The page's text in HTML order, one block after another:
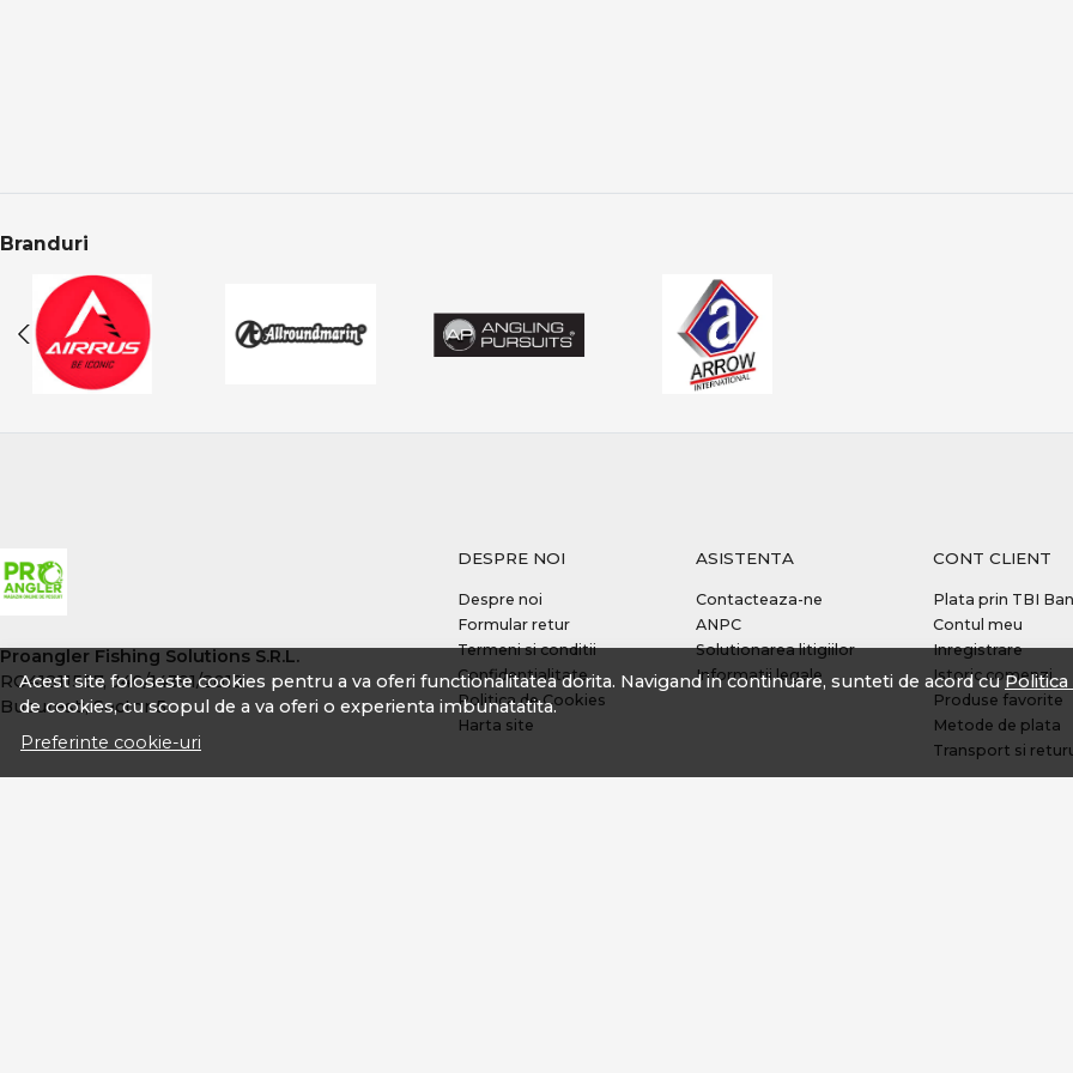
Acest site foloseste cookies pentru a va oferi functionalitatea dorita. Navigand in continuare, sunteti de acord cu
de cookies, cu scopul de a va oferi o experienta imbunatatita.
Preferinte cookie-uri
Branduri
Proangler Fishing Solutions S.R.L.
RO41811557, J40/14391/2019
Bucuresti, Sector 5
DESPRE NOI
Despre noi
Formular retur
Termeni si conditii
Confidentialitate
Politica de Cookies
Harta site
ASISTENTA
Contacteaza-ne
ANPC
Solutionarea litigiilor
Informatii legale
CONT CLIENT
Plata prin TBI
Contul meu
Inregistrare
Istoric comenzi
Produse favorite
Metode de plata
Transport si